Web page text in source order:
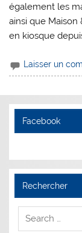
également les
ainsi que
en kiosque
Laisser un
Facebook
Rechercher